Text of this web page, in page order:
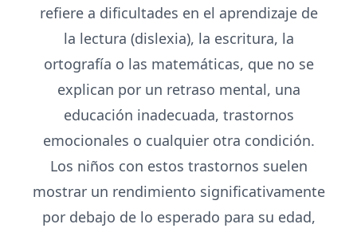
refiere a dificultades en el aprendizaje de
la lectura (dislexia), la escritura, la
ortografía o las matemáticas, que no se
explican por un retraso mental, una
educación inadecuada, trastornos
emocionales o cualquier otra condición.
Los niños con estos trastornos suelen
mostrar un rendimiento significativamente
por debajo de lo esperado para su edad,